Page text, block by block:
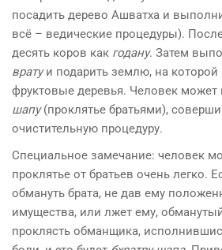
посадить дерево Ашватха и
всё – ведические процедуры).
десять коров как годану. Затем
вратуи подарить землю, на которой
фруктовые деревья. Человек может
шапу(проклятье братьями),
очистительную процедуру.
Специальное замечание: человек
проклятье от братьев очень легко.
обмануть брата, не дав ему
имущества, или лжет ему,
проклясть обманщика,